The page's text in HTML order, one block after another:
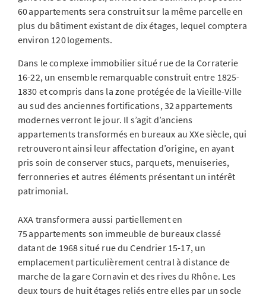
60 appartements sera construit sur la même parcelle en
plus du bâtiment existant de dix étages, lequel comptera
environ 120 logements.
Dans le complexe immobilier situé rue de la Corraterie
16-22, un ensemble remarquable construit entre 1825-
1830 et compris dans la zone protégée de la Vieille-Ville
au sud des anciennes fortifications, 32 appartements
modernes verront le jour. Il s’agit d’anciens
appartements transformés en bureaux au XXe siècle, qui
retrouveront ainsi leur affectation d’origine, en ayant
pris soin de conserver stucs, parquets, menuiseries,
ferronneries et autres éléments présentant un intérêt
patrimonial.
AXA transformera aussi partiellement en
75 appartements son immeuble de bureaux classé
datant de 1968 situé rue du Cendrier 15-17, un
emplacement particulièrement central à distance de
marche de la gare Cornavin et des rives du Rhône. Les
deux tours de huit étages reliés entre elles par un socle